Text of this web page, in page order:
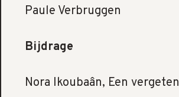
Paule Verbruggen
Bijdrage
Nora Ikoubaân, Een vergeten